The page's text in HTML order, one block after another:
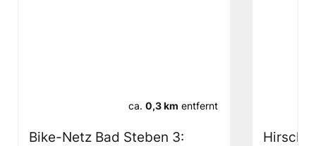
ca. 0,3 km entfernt
Bike-Netz Bad Steben 3: